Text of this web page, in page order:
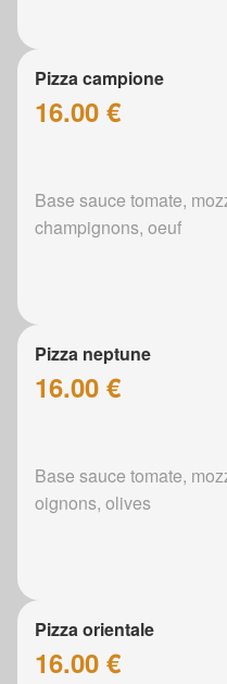
Pizza campione
16.00 €
Base sauce tomate,
champignons, oeuf
Pizza neptune
16.00 €
Base sauce tomate,
oignons, olives
Pizza orientale
16.00 €